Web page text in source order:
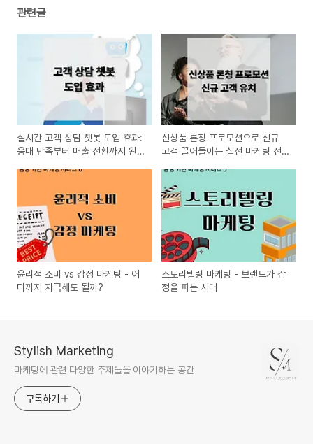
관련글
실시간 고객 상담 챗봇 도입 효과:
응대 만족부터 매출 전환까지 완
신상품 론칭 프로모션으로 신규
고객 끌어들이는 실전 마케팅 전
윤리적 소비 vs 감정 마케팅 - 어
디까지 자극해도 될까?
스토리텔링 마케팅 - 브랜드가 감
정을 파는 시대
Stylish Marketing
마케팅에 관련 다양한 주제들을 이야기하는 공간
구독하기